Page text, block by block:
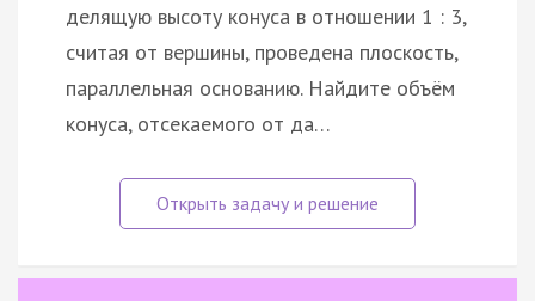
делящую высоту конуса в отношении 1 : 3,
считая от вершины, проведена плоскость,
параллельная основанию. Найдите объём
конуса, отсекаемого от да…